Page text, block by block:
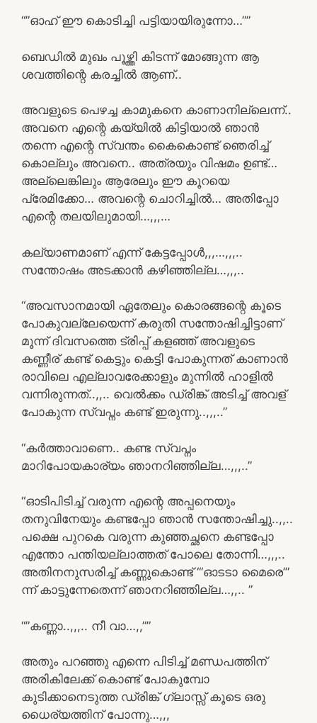
“”ഓഹ് ഈ കൊടിച്ചി പട്ടിയായിരുന്നോ…””
ബെഡിൽ മുഖം പൂഴ്ത്തി കിടന്ന് മോങ്ങുന്ന ആ
ശവത്തിന്റെ കരച്ചിൽ ആണ്..
അവളുടെ പെഴച്ച കാമുകനെ കാണാനില്ലെന്ന്..
അവനെ എന്റെ കയ്യിൽ കിട്ടിയാൽ ഞാൻ
തന്നെ എന്റെ സ്വന്തം കൈകൊണ്ട് ഞെരിച്ച്
കൊല്ലും അവനെ.. അത്രയും വിഷമം ഉണ്ട്…
അല്ലെങ്കിലും ആരേലും ഈ കൂറയെ
പ്രേമിക്കോ… അവന്റെ ചൊറിച്ചിൽ… അതിപ്പോ
എന്റെ തലയിലുമായി…,,,…
കല്യാണമാണ് എന്ന് കേട്ടപ്പോൾ,,,…,,,..
സന്തോഷം അടക്കാൻ കഴിഞ്ഞില്ല…,,,..
“അവസാനമായി ഏതേലും കൊരങ്ങന്റെ കൂടെ
പോകുവല്ലേയെന്ന് കരുതി സന്തോഷിച്ചിട്ടാണ്
മൂന്ന് ദിവസത്തെ ട്രിപ്പ്‌ കളഞ്ഞ് അവളുടെ
കണ്ണീര് കണ്ട് കെട്ടും കെട്ടി പോകുന്നത് കാണാൻ
രാവിലെ എല്ലാവരേക്കാളും മുന്നിൽ ഹാളിൽ
വന്നിരുന്നത്..,,.. വെൽക്കം ഡ്രിങ്ക് അടിച്ച് അവള്
പോകുന്ന സ്വപ്നം കണ്ട് ഇരുന്നു..,,,..”
“കർത്താവാണെ.. കണ്ട സ്വപ്നം
മാറിപോയകാര്യം ഞാനറിഞ്ഞില്ല…,,,..”
“ഓടിപിടിച്ച് വരുന്ന എന്റെ അപ്പനെയും
തനുവിനേയും കണ്ടപ്പോ ഞാൻ സന്തോഷിച്ചു..,,..
പക്ഷെ പുറകെ വരുന്ന കുഞ്ഞച്ഛനെ കണ്ടപ്പോ
എന്തോ പന്തിയല്ലാത്തത് പോലെ തോന്നി…,,,..
അതിനനുസരിച്ച് കണ്ണുകൊണ്ട് “‘ഓടടാ മൈരെ’”
ന്ന് കാട്ടുന്നേതെന്ന് ഞാനറിഞ്ഞില്ല…,,.. ”
“”കണ്ണാ..,,,.. നീ വാ…,,””
അതും പറഞ്ഞു എന്നെ പിടിച്ച് മണ്ഡപത്തിന്
അരികിലേക്ക് കൊണ്ട് പോകുമ്പോ
കുടിക്കാനെടുത്ത ഡ്രിങ്ക് ഗ്ലാസ്സ് കൂടെ ഒരു
ധൈര്യത്തിന് പോന്നു…,,,